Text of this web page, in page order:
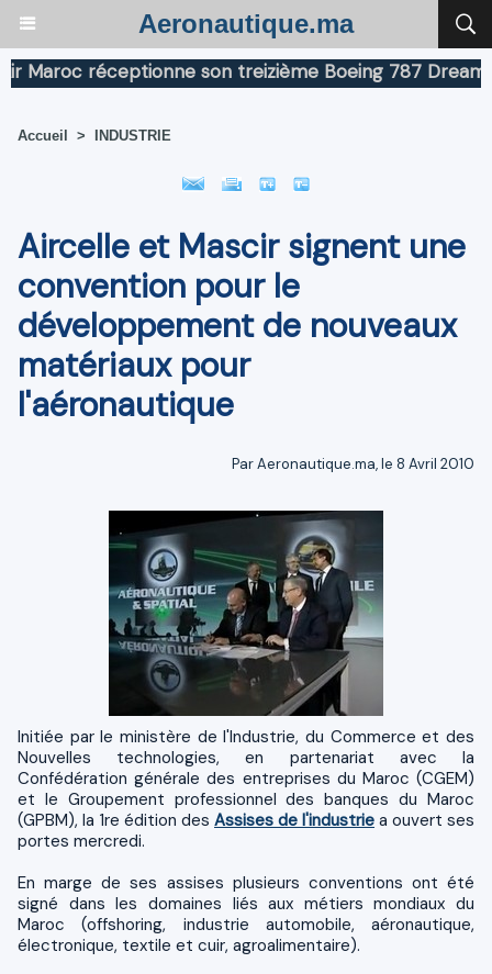
Aeronautique.ma
réceptionne son treizième Boeing 787 Dreamliner
Accueil > INDUSTRIE
Aircelle et Mascir signent une
convention pour le
développement de nouveaux
matériaux pour
l'aéronautique
Par Aeronautique.ma, le 8 Avril 2010
Initiée par le ministère de l'Industrie, du Commerce et des
Nouvelles technologies, en partenariat avec la
Confédération générale des entreprises du Maroc (CGEM)
et le Groupement professionnel des banques du Maroc
(GPBM), la 1re édition des Assises de l'industrie a ouvert ses
portes mercredi.
En marge de ses assises plusieurs conventions ont été
signé dans les domaines liés aux métiers mondiaux du
Maroc (offshoring, industrie automobile, aéronautique,
électronique, textile et cuir, agroalimentaire).